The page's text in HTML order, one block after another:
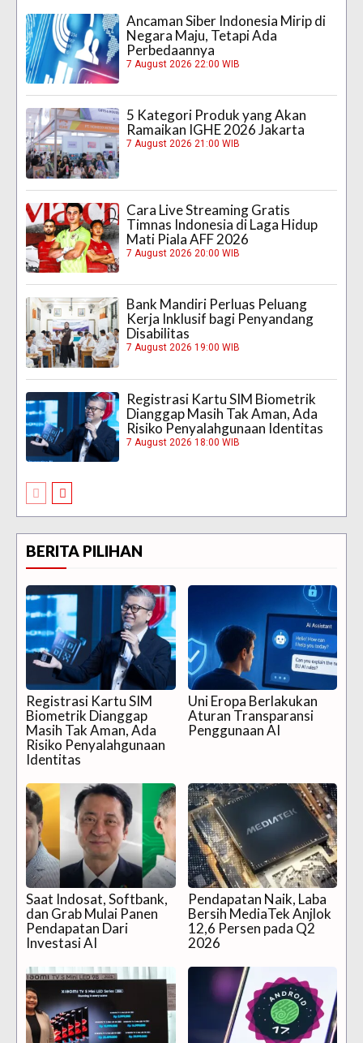
Ancaman Siber Indonesia Mirip di
Negara Maju, Tetapi Ada
Perbedaannya
7 August 2026 22:00 WIB
5 Kategori Produk yang Akan
Ramaikan IGHE 2026 Jakarta
7 August 2026 21:00 WIB
Cara Live Streaming Gratis
Timnas Indonesia di Laga Hidup
Mati Piala AFF 2026
7 August 2026 20:00 WIB
Bank Mandiri Perluas Peluang
Kerja Inklusif bagi Penyandang
Disabilitas
7 August 2026 19:00 WIB
Registrasi Kartu SIM Biometrik
Dianggap Masih Tak Aman, Ada
Risiko Penyalahgunaan Identitas
7 August 2026 18:00 WIB
BERITA PILIHAN
Registrasi Kartu SIM
Biometrik Dianggap
Masih Tak Aman, Ada
Risiko Penyalahgunaan
Identitas
Uni Eropa Berlakukan
Aturan Transparansi
Penggunaan AI
Saat Indosat, Softbank,
dan Grab Mulai Panen
Pendapatan Dari
Investasi AI
Pendapatan Naik, Laba
Bersih MediaTek Anjlok
12,6 Persen pada Q2
2026